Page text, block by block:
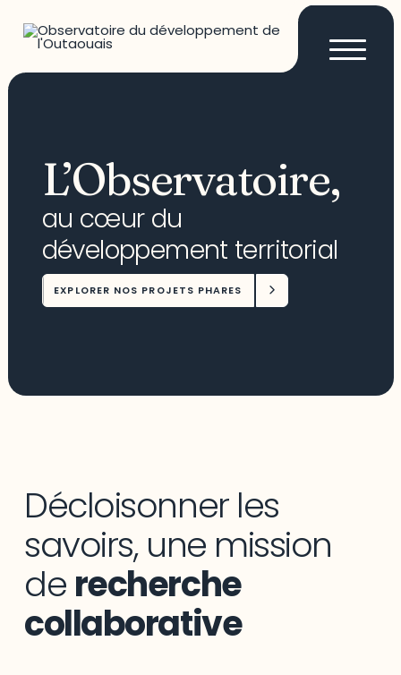
L’Observatoire,
au cœur du
développement territorial
EXPLORER NOS PROJETS PHARES
Décloisonner les
savoirs, une mission
de recherche
collaborative